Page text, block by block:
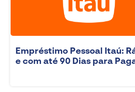
Empréstimo Pessoal Itaú:
e com até 90 Dias para